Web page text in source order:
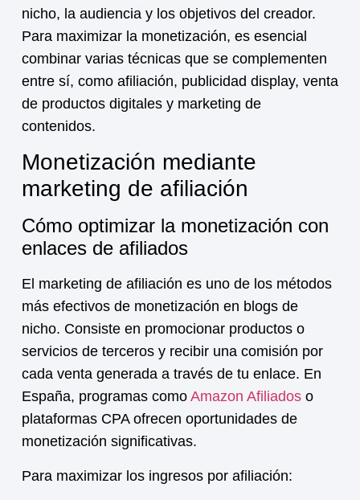
nicho, la audiencia y los objetivos del creador.
Para maximizar la monetización, es esencial
combinar varias técnicas que se complementen
entre sí, como afiliación, publicidad display, venta
de productos digitales y marketing de
contenidos.
Monetización mediante
marketing de afiliación
Cómo optimizar la monetización con
enlaces de afiliados
El marketing de afiliación es uno de los métodos
más efectivos de monetización en blogs de
nicho. Consiste en promocionar productos o
servicios de terceros y recibir una comisión por
cada venta generada a través de tu enlace. En
España, programas como Amazon Afiliadoso
plataformas CPA ofrecen oportunidades de
monetización significativas.
Para maximizar los ingresos por afiliación: